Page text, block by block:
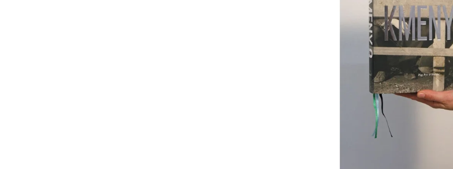
300 Kč
Původně:
350